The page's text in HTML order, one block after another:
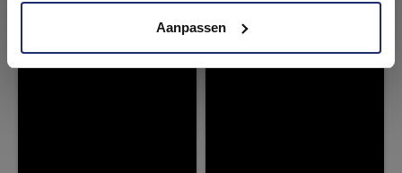
Aanpassen